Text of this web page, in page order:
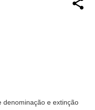
denominação e extinção